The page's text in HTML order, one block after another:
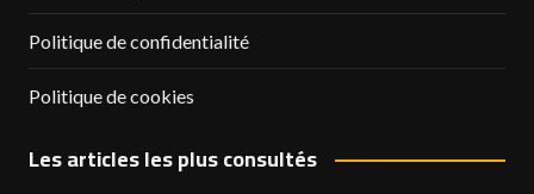
Politique de confidentialité
Politique de cookies
Les articles les plus consultés